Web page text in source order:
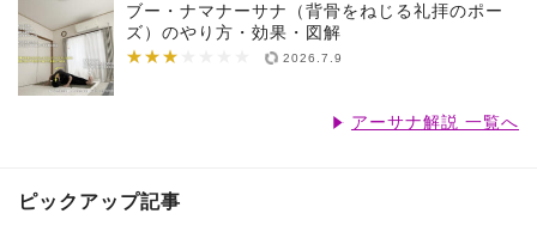
ブー・ナマナーサナ（背骨をねじる礼拝のポー
ズ）のやり方・効果・図解
★★★
★★★★★★★ 2026.7.9
アーサナ解説 一覧へ
ピックアップ記事